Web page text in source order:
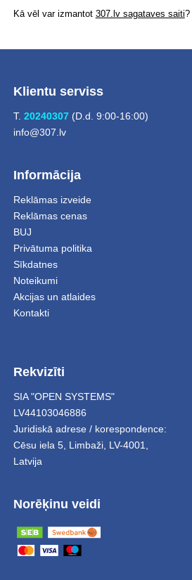
Kā vēl var izmantot 307.lv sagataves saiti?
Klientu serviss
T. 20240307(D.d. 9:00-16:00)
info@307.lv
Informācija
Reklāmas izveide
Reklāmas cenas
BUJ
Privātuma politika
Sīkdatnes
Noteikumi
Akcijas un atlaides
Kontakti
Rekvizīti
SIA "OPEN SYSTEMS"
LV44103046886
Juridiskā adrese / korespondence:
Cēsu iela 5, Limbaži, LV-4001,
Latvija
Norēķinu veidi